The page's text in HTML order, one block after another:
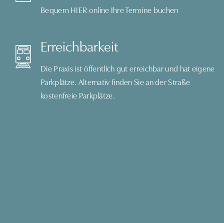
Bequem HIER online Ihre Termine buchen
Erreichbarkeit
Die Praxis ist öffentlich gut erreichbar und hat eigene
Parkplätze. Alternativ finden Sie an der Straße
kostenfreie Parkplätze.